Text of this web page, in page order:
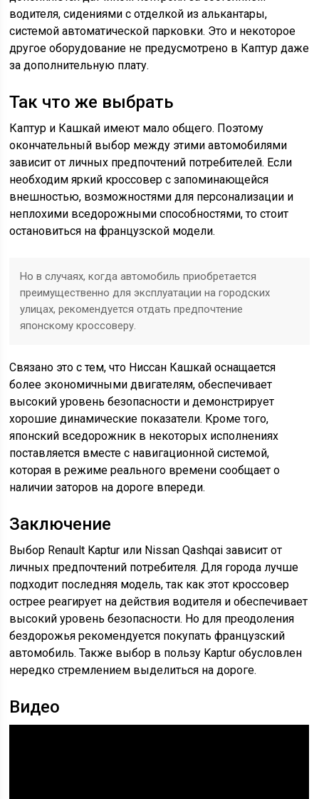
водителя, сидениями с отделкой из алькантары,
системой автоматической парковки. Это и некоторое
другое оборудование не предусмотрено в Каптур даже
за дополнительную плату.
Так что же выбрать
Каптур и Кашкай имеют мало общего. Поэтому
окончательный выбор между этими автомобилями
зависит от личных предпочтений потребителей. Если
необходим яркий кроссовер с запоминающейся
внешностью, возможностями для персонализации и
неплохими вседорожными способностями, то стоит
остановиться на французской модели.
Но в случаях, когда автомобиль приобретается
преимущественно для эксплуатации на городских
улицах, рекомендуется отдать предпочтение
японскому кроссоверу.
Связано это с тем, что Ниссан Кашкай оснащается
более экономичными двигателям, обеспечивает
высокий уровень безопасности и демонстрирует
хорошие динамические показатели. Кроме того,
японский вседорожник в некоторых исполнениях
поставляется вместе с навигационной системой,
которая в режиме реального времени сообщает о
наличии заторов на дороге впереди.
Заключение
Выбор Renault Kaptur или Nissan Qashqai зависит от
личных предпочтений потребителя. Для города лучше
подходит последняя модель, так как этот кроссовер
острее реагирует на действия водителя и обеспечивает
высокий уровень безопасности. Но для преодоления
бездорожья рекомендуется покупать французский
автомобиль. Также выбор в пользу Kaptur обусловлен
нередко стремлением выделиться на дороге.
Видео